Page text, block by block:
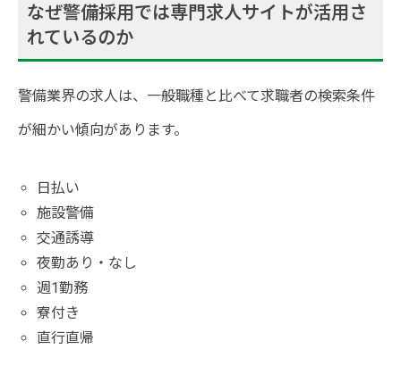
なぜ警備採用では専門求人サイトが活用さ
れているのか
警備業界の求人は、一般職種と比べて求職者の検索条件
が細かい傾向があります。
日払い
施設警備
交通誘導
夜勤あり・なし
週1勤務
寮付き
直行直帰